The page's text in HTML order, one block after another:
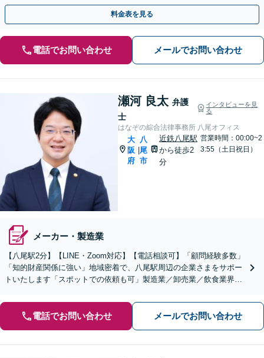
な対応・トラブルを未然に防ぐ」【休日・夜間相談可】
料金表を見る
電話でお問い合わせ メールでお問い合わせ
瀬河 良太 弁護
士
インタビューを見
る
はなぞの綜合法律事務所 八尾オフィス
大
阪
府
八
尾
市
近鉄八尾駅
から徒歩2
分
営業時間：00:00~2
3:55（土日祝日）
メーカー・製造業
【八尾駅2分】【LINE・Zoom対応】【電話相談可】「顧問経験多数」
「知的財産関係に強い」地域密着で、八尾駅周辺の企業さまをサポー
トいたします「スポットでの依頼も可」製造業／卸売業／飲食業界／
電話でお問い合わせ メールでお問い合わせ